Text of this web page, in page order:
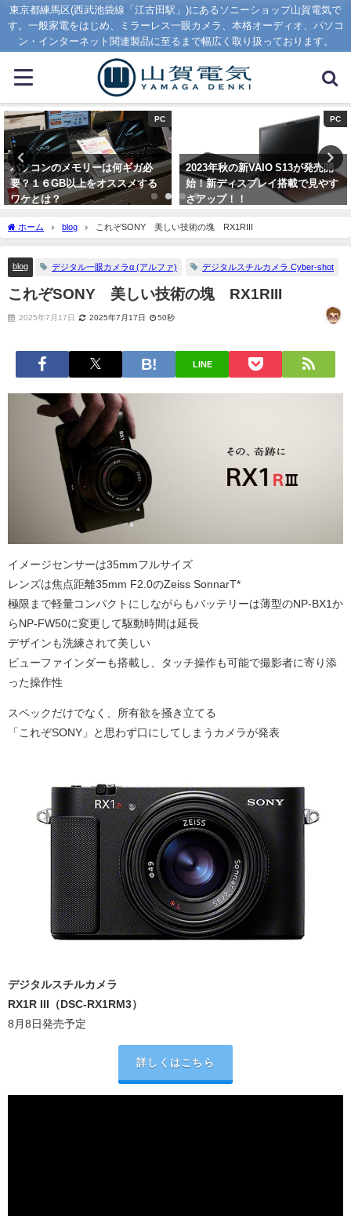
東京都練馬区(西武池袋線「江古田駅」)にあるソニーショップ山賀電気で
す。一般家電をはじめ、ミラーレス一眼カメラ、本格オーディオ、パソコ
ン・インターネット関連製品に至るまで幅広く取り扱っております。
PC
パソコンのメモリーは何ギガ必
要？１６GB以上をオススメする
ワケとは？
PC
2023年秋の新VAIO S13が発売開
始！新ディスプレイ搭載で見やす
さアップ！！
ホーム blog これぞSONY 美しい技術の塊 RX1RIII
blog デジタル一眼カメラα (アルファ) デジタルスチルカメラ Cyber-shot
これぞSONY 美しい技術の塊 RX1RIII
2025年7月17日 2025年7月17日 50秒
LINE
イメージセンサーは35mmフルサイズ
レンズは焦点距離35mm F2.0のZeiss SonnarT*
極限まで軽量コンパクトにしながらもバッテリーは薄型のNP-BX1か
らNP-FW50に変更して駆動時間は延長
デザインも洗練されて美しい
ビューファインダーも搭載し、タッチ操作も可能で撮影者に寄り添
った操作性
スペックだけでなく、所有欲を掻き立てる
「これぞSONY」と思わず口にしてしまうカメラが発表
デジタルスチルカメラ
RX1R III（DSC-RX1RM3）
8月8日発売予定
詳しくはこちら